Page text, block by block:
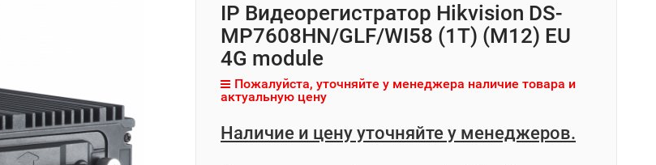
IP Видеорегистратор Hikvision DS-
MP7608HN/GLF/WI58 (1T) (M12) EU
4G module
Пожалуйста, уточняйте у менеджера наличие товара и
актуальную цену
Наличие и цену уточняйте у менеджеров.